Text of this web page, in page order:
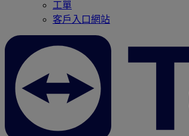
工單
客戶入口網站